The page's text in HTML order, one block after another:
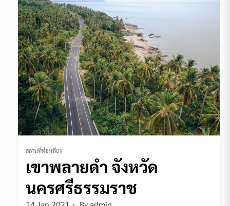
สถานที่ท่องเที่ยว
เขาพลายดำ จังหวัด
นครศรีธรรมราช